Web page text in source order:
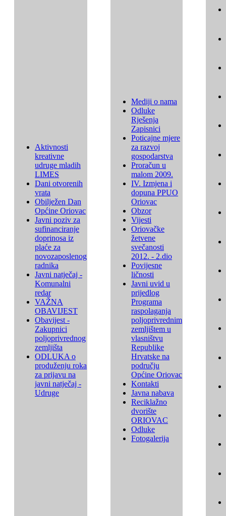
Aktivnosti
kreativne
udruge mladih
LIMES
Dani otvorenih
vrata
Obilježen Dan
Općine Oriovac
Javni poziv za
sufinanciranje
doprinosa iz
plaće za
novozaposlenog
radnika
Javni natječaj -
Komunalni
redar
VAŽNA
OBAVIJEST
Obavijest -
Zakupnici
poljoprivrednog
zemljišta
ODLUKA o
produženju roka
za prijavu na
javni natječaj -
Udruge
Mediji o nama
Odluke
Rješenja
Zapisnici
Poticajne mjere
za razvoj
gospodarstva
Proračun u
malom 2009.
IV. Izmjena i
dopuna PPUO
Oriovac
Obzor
Vijesti
Oriovačke
žetvene
svečanosti
2012. - 2.dio
Povijesne
ličnosti
Javni uvid u
prijedlog
Programa
raspolaganja
poljoprivrednim
zemljištem u
vlasništvu
Republike
Hrvatske na
području
Općine Oriovac
Kontakti
Javna nabava
Reciklažno
dvorište
ORIOVAC
Odluke
Fotogalerija